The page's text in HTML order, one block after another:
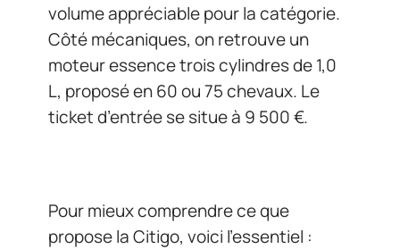
volume appréciable pour la catégorie.
Côté mécaniques, on retrouve un
moteur essence trois cylindres de 1,0
L, proposé en 60 ou 75 chevaux. Le
ticket d’entrée se situe à 9 500 €.
Pour mieux comprendre ce que
propose la Citigo, voici l’essentiel :